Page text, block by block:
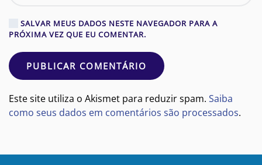
SALVAR MEUS DADOS NESTE NAVEGADOR PARA A
PRÓXIMA VEZ QUE EU COMENTAR.
PUBLICAR COMENTÁRIO
Este site utiliza o Akismet para reduzir spam. Saiba
como seus dados em comentários são processados.